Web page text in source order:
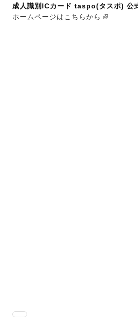
成人識別ICカード taspo(タスポ) 公
ホームページはこちらから